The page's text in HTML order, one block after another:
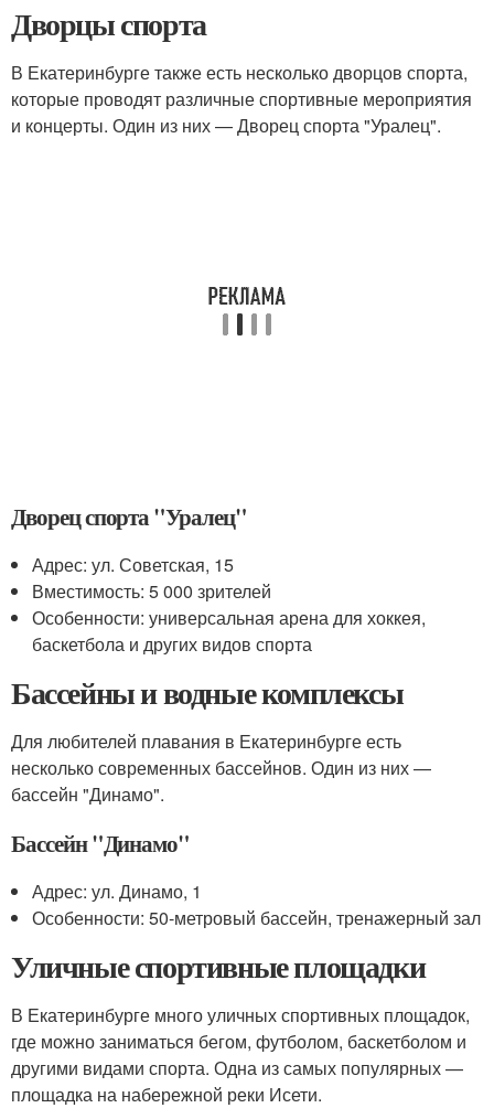
Дворцы спорта
В Екатеринбурге также есть несколько дворцов спорта,
которые проводят различные спортивные мероприятия
и концерты. Один из них — Дворец спорта "Уралец".
Дворец спорта "Уралец"
Адрес: ул. Советская, 15
Вместимость: 5 000 зрителей
Особенности: универсальная арена для хоккея,
баскетбола и других видов спорта
Бассейны и водные комплексы
Для любителей плавания в Екатеринбурге есть
несколько современных бассейнов. Один из них —
бассейн "Динамо".
Бассейн "Динамо"
Адрес: ул. Динамо, 1
Особенности: 50-метровый бассейн, тренажерный зал
Уличные спортивные площадки
В Екатеринбурге много уличных спортивных площадок,
где можно заниматься бегом, футболом, баскетболом и
другими видами спорта. Одна из самых популярных —
площадка на набережной реки Исети.